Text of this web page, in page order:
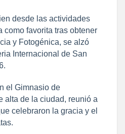
desde las actividades
como favorita tras obtener
y Fotogénica, se alzó
Internacional de San
el Gimnasio de
alta de la ciudad, reunió a
celebraron la gracia y el